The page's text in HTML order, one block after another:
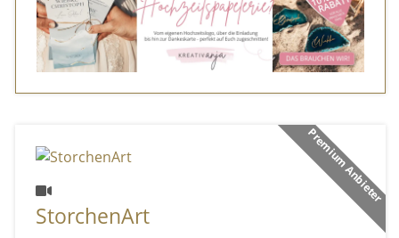
Premium Anbieter
StorchenArt